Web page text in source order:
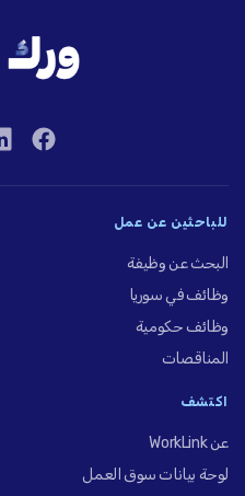
للباحثين عن عمل
البحث عن وظيفة
وظائف في سوريا
وظائف حكومية
المناقصات
اكتشف
عن WorkLink
لوحة بيانات سوق العمل